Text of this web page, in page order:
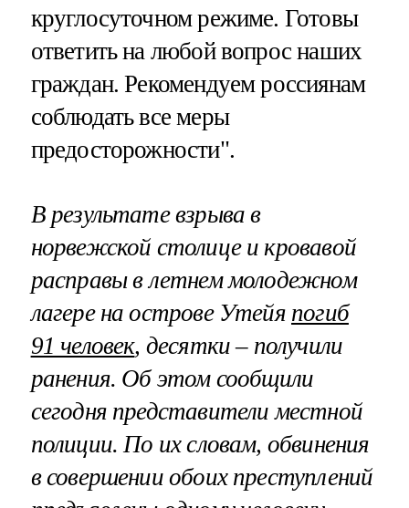
круглосуточном режиме. Готовы
ответить на любой вопрос наших
граждан. Рекомендуем россиянам
соблюдать все меры
предосторожности".
В результате взрыва в
норвежской столице и кровавой
расправы в летнем молодежном
лагере на острове Утейя погиб
91 человек, десятки – получили
ранения. Об этом сообщили
сегодня представители местной
полиции. По их словам, обвинения
в совершении обоих преступлений